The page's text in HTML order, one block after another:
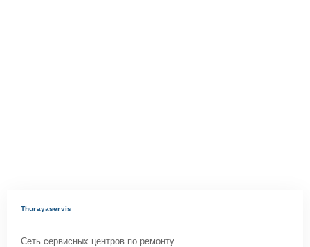
Thurayaservis
Сеть сервисных центров по ремонту